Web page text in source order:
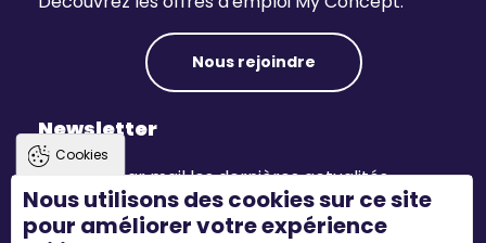
Nous rejoindre
Newsletter
Recevez par mail les dernières actualités.
S'inscrire
Cookies
Nous utilisons des cookies sur ce site
pour améliorer votre expérience